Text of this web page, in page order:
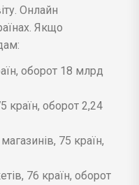
Онлайн
Якщо
оборот 18 млрд
країн, оборот 2,24
75 країн,
76 країн, оборот